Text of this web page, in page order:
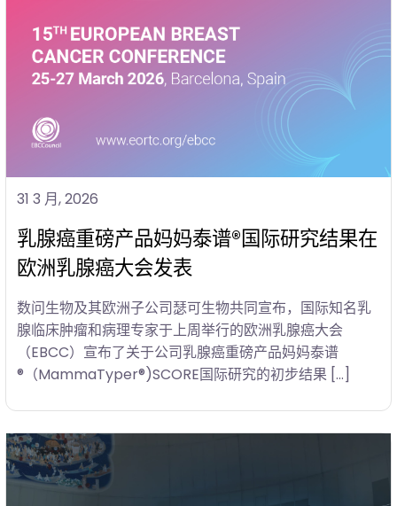
31 3 月, 2026
乳腺癌重磅产品妈妈泰谱®国际研究结果在
欧洲乳腺癌大会发表
数问生物及其欧洲子公司瑟可生物共同宣布，国际知名乳
腺临床肿瘤和病理专家于上周举行的欧洲乳腺癌大会
（EBCC）宣布了关于公司乳腺癌重磅产品妈妈泰谱
®（MammaTyper®)SCORE国际研究的初步结果 […]